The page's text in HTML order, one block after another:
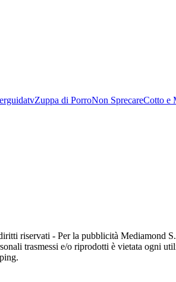
Zuppa di PorroNon SprecareCotto e
riservati - Per la pubblicità Mediamond
trasmessi e/o riprodotti è vietata ogni